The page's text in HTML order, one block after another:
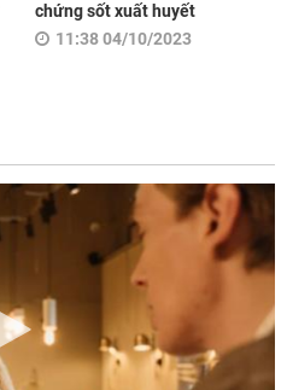
chứng sốt xuất huyết
11:38 04/10/2023